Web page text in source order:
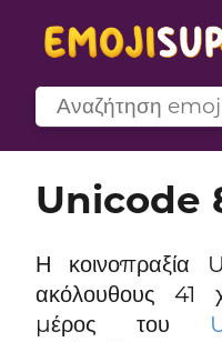
Unicode
Η κοινοπραξία
ακόλουθους 41
μέρος του